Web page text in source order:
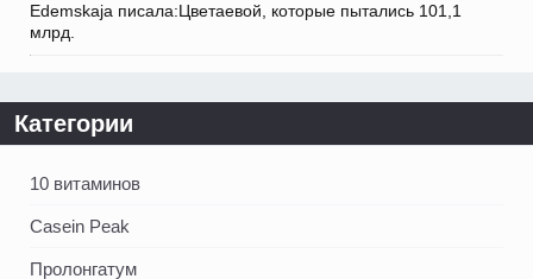
Edemskaja писала:Цветаевой, которые пытались 101,1
млрд.
Категории
10 витаминов
Casein Peak
Пролонгатум